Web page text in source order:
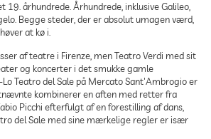
århundrede. Århundrede, inklusive Galileo,
Begge steder, der er absolut umagen værd,
at kø i.
af teatre i Firenze, men Teatro Verdi med sit
og koncerter i det smukke gamle
Teatro del Sale på Mercato Sant'Ambrogio er
kombinerer en aften med retter fra
Picchi efterfulgt af en forestilling af dans,
del Sale med sine mærkelige regler er især